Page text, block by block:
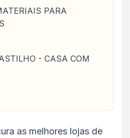
PARA
- CASA COM
as melhores lojas de